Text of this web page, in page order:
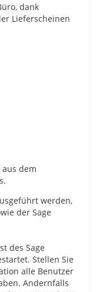
dank
Lieferscheinen
dem
werden,
der Sage
des Sage
Stellen Sie
alle Benutzer
Andernfalls